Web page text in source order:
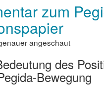
christlichen
Abendlandes
zum
angeschaut
des
Bewegung